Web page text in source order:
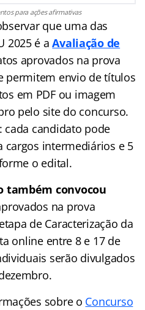
para ações afirmativas
que uma das
2025 é aAvaliação de
aprovados na prova
permitem envio de títulos
em PDF ou imagem
pelo site do concurso.
cada candidato pode
cargos intermediários e 5
o edital.
também convocou
na prova
de Caracterização da
online entre 8 e 17 de
serão divulgados
sobre o Concurso